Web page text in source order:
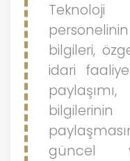
bilgileri,
idari
güncel